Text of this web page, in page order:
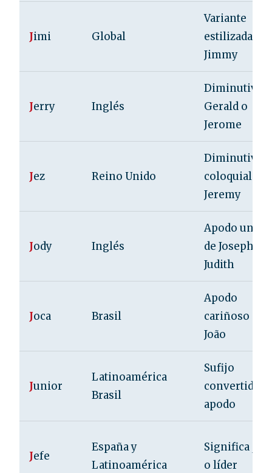
Jimi Global
Variante
estilizada de
Jimmy
Jerry Inglés
Diminutivo
Gerald o
Jerome
Jez Reino Unido
Diminutivo
coloquial de
Jeremy
Jody Inglés
Apodo
de Joseph o
Judith
Joca Brasil
Apodo
cariñoso de
João
Junior
Latinoamérica
Brasil
Sufijo
convertido
apodo
Jefe
España y
Latinoamérica
Significa jefe
o líder